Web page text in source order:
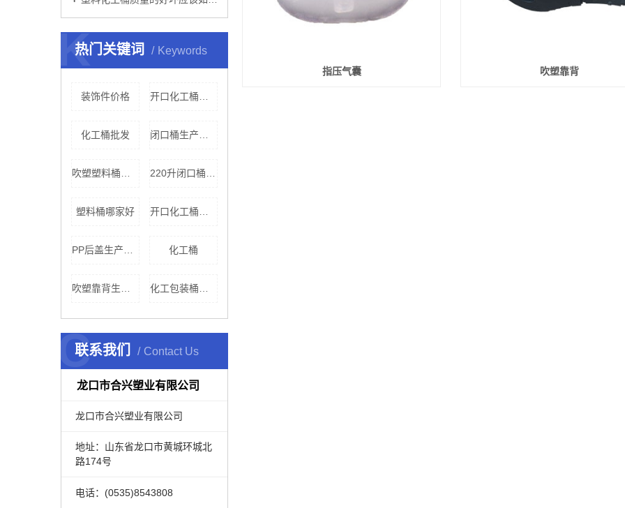
热门关键词 Keywords
K
装饰件价格
化工桶批发
塑料桶哪家好
化工桶
联系我们 Contact Us
C
龙口市合兴塑业有限公司
龙口市合兴塑业有限公司
地址：山东省龙口市黄城环城北
路174号
电话：(0535)8543808
指压气囊 吹塑靠背